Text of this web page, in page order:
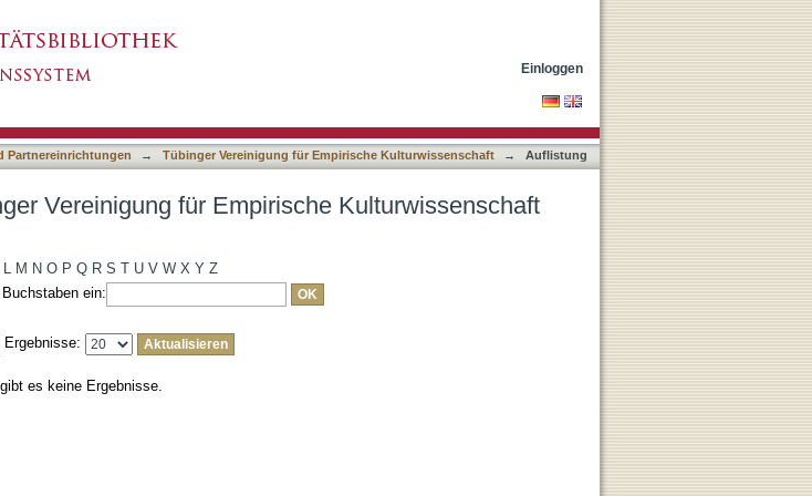
Einloggen
Partnereinrichtungen → Tübinger Vereinigung für Empirische Kulturwissenschaft →
Auflistung
Vereinigung für Empirische Kulturwissenschaft
L M N O P Q R S T U V W X Y Z
ein:
Ergebnisse:
es keine Ergebnisse.